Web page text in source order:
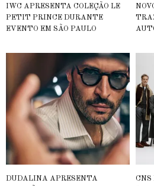
IWC APRESENTA COLEÇÃO LE
PETIT PRINCE DURANTE
EVENTO EM SÃO PAULO
DUDALINA APRESENTA
CNS